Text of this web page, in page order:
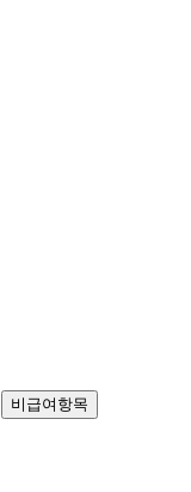
비급여항목